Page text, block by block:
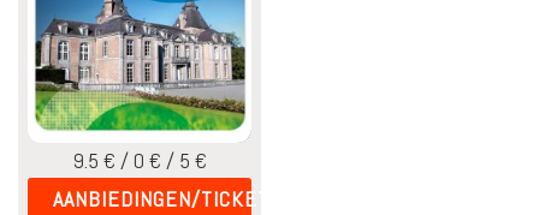
9.5 € / 0 € / 5 €
AANBIEDINGEN/TICKETING